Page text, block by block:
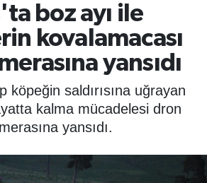
boz ayı ile
kovalamacası
yansıdı
köpeğin saldırısına uğrayan
kalma mücadelesi dron
yansıdı.